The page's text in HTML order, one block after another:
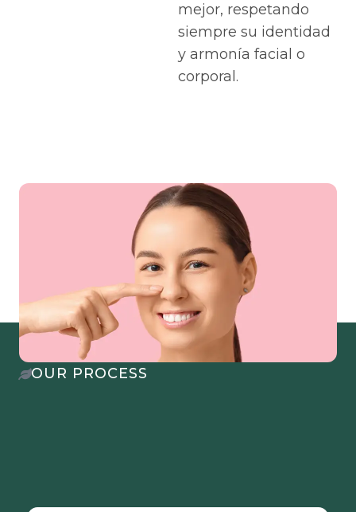
mejor, respetando
siempre su identidad
y armonía facial o
corporal.
OUR PROCESS